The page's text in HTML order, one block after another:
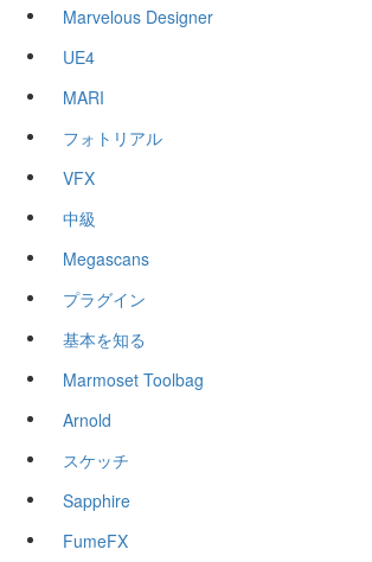
Marvelous Designer
UE4
MARI
フォトリアル
VFX
中級
Megascans
プラグイン
基本を知る
Marmoset Toolbag
Arnold
スケッチ
Sapphire
FumeFX